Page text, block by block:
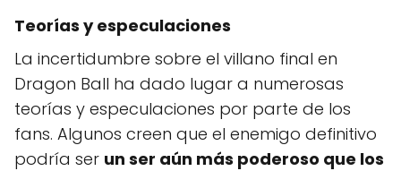
Teorías y especulaciones
La incertidumbre sobre el villano final en
Dragon Ball ha dado lugar a numerosas
teorías y especulaciones por parte de los
fans. Algunos creen que el enemigo definitivo
podría ser un ser aún más poderoso que los